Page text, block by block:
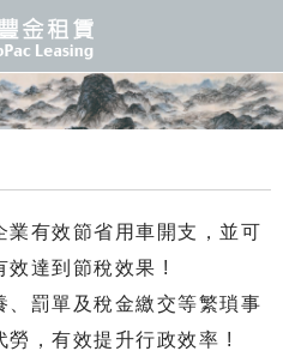
有效節省用車開支，並可
效達到節稅效果 !
罰單及稅金繳交等繁瑣事
勞，有效提升行政效率 !